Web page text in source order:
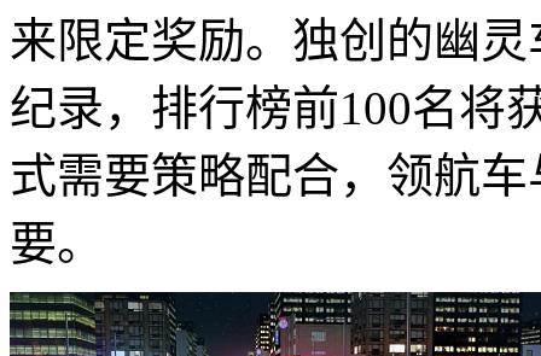
来限定奖励。独创的幽
纪录，排行榜前100名将
式需要策略配合，领航
要。